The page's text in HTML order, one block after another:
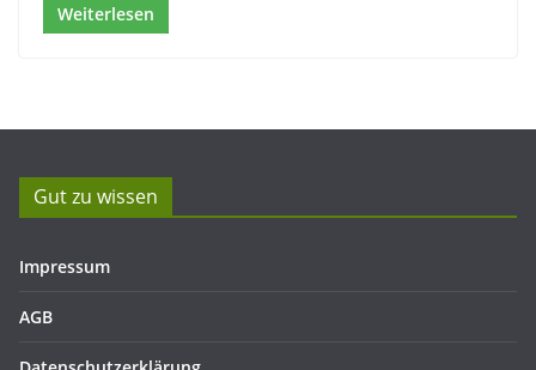
Weiterlesen
Gut zu wissen
Impressum
AGB